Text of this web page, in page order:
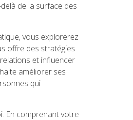
de la surface des
vous explorerez
offre des stratégies
et influencer
améliorer ses
qui
En comprenant votre